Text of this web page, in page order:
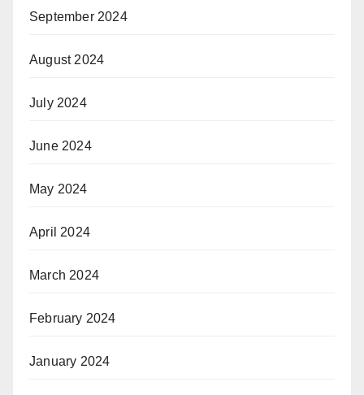
September 2024
August 2024
July 2024
June 2024
May 2024
April 2024
March 2024
February 2024
January 2024